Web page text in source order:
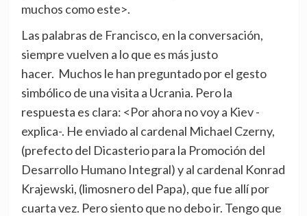
muchos como este>.
Las palabras de Francisco, en la conversación,
siempre vuelven a lo que es más justo
hacer. Muchos le han preguntado por el gesto
simbólico de una visita a Ucrania. Pero la
respuesta es clara: <Por ahora no voy a Kiev -
explica-. He enviado al cardenal Michael Czerny,
(prefecto del Dicasterio para la Promoción del
Desarrollo Humano Integral) y al cardenal Konrad
Krajewski, (limosnero del Papa), que fue allí por
cuarta vez. Pero siento que no debo ir. Tengo que